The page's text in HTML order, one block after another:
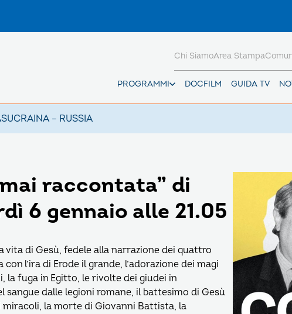
PROGRAMMI DOCFILM GUIDA TV
Chi SiamoArea Stampa
UCRAINA – RUSSIA
raccontata” di
6 gennaio alle 21.05
vita di Gesù, fedele alla narrazione dei quattro
l’ira di Erode il grande, l’adorazione dei magi
la fuga in Egitto, le rivolte dei giudei in
dalle legioni romane, il battesimo di Gesù
la morte di Giovanni Battista, la